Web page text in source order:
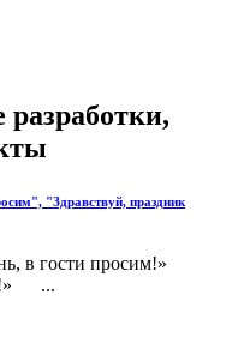
"Здравствуй, праздник
в гости просим!»
...